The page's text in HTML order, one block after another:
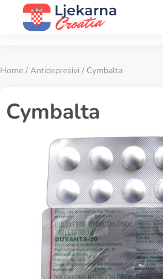
Home / Antidepresivi / Cymbalta
Cymbalta